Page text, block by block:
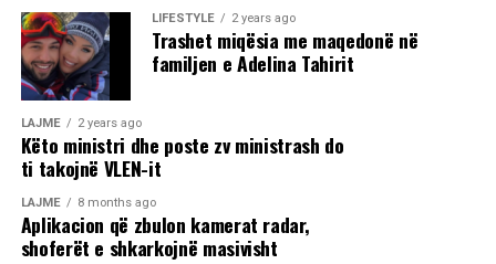
LIFESTYLE 2 years ago
Trashet miqësia me maqedonë në
familjen e Adelina Tahirit
LAJME 2 years ago
Këto ministri dhe poste zv ministrash do
ti takojnë VLEN-it
LAJME 8 months ago
Aplikacion që zbulon kamerat radar,
shoferët e shkarkojnë masivisht